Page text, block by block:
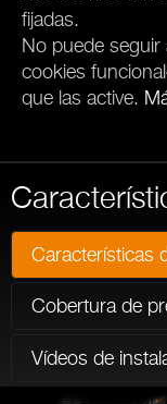
fijadas.
No puede seguir
cookies
que las active.
Características
Cobertura de
Vídeos de